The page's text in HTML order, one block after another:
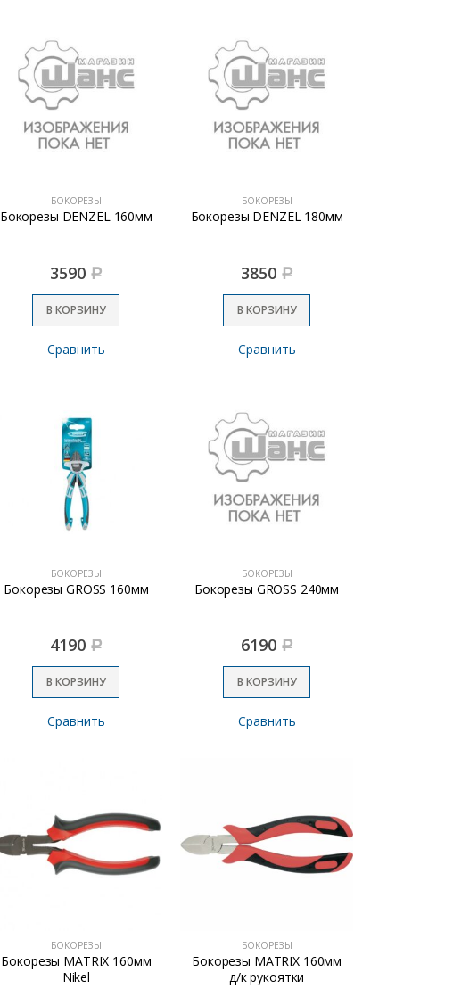
БОКОРЕЗЫ
Бокорезы DENZEL 160мм
3590 Р
В КОРЗИНУ
Сравнить
БОКОРЕЗЫ
Бокорезы DENZEL 180мм
3850 Р
В КОРЗИНУ
Сравнить
БОКОРЕЗЫ
Бокорезы GROSS 160мм
4190 Р
В КОРЗИНУ
Сравнить
БОКОРЕЗЫ
Бокорезы GROSS 240мм
6190 Р
В КОРЗИНУ
Сравнить
БОКОРЕЗЫ
Бокорезы MATRIX 160мм
Nikel
БОКОРЕЗЫ
Бокорезы MATRIX 160мм
д/к рукоятки